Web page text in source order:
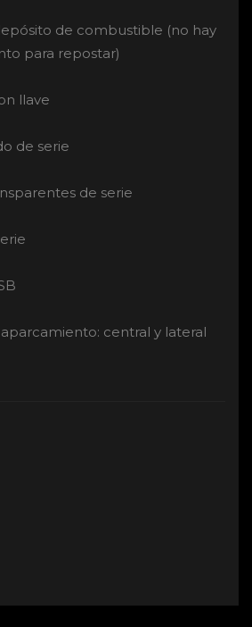
de combustible (no hay
para repostar)
llave
de serie
de serie
central y lateral